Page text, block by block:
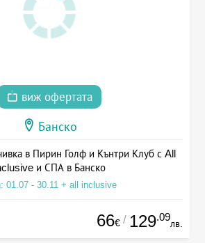
виж офертата
Банско
в Пирин Голф и Кънтри Клуб с All
и СПА в Банско
01.07 - 30.11 + all inclusive
66€ / 129.09
лв.